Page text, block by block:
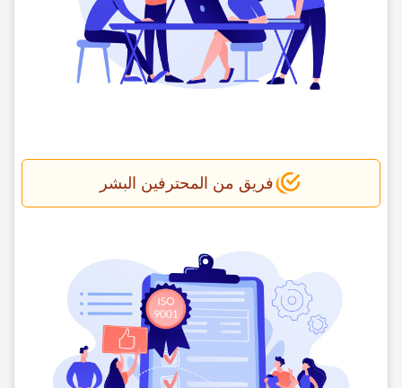
فریق من المحترفین البشر